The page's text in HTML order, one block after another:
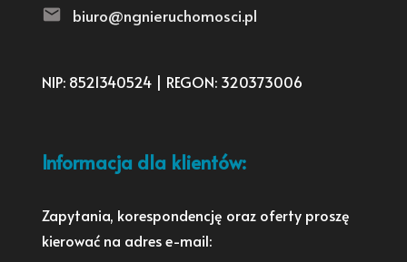
biuro@ngnieruchomosci.pl
NIP: 8521340524 | REGON: 320373006
Informacja dla klientów:
Zapytania, korespondencję oraz oferty proszę
kierować na adres e-mail: